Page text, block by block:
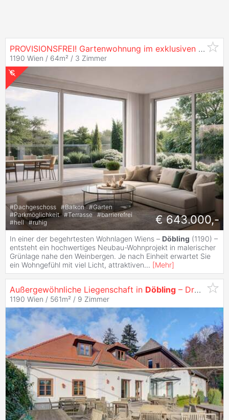
PROVISIONSFREI! Gartenwohnung im exklusiven Neubauprojekt nahe Weinbergen - Grünlage 1190
1190 Wien / 64m² / 3 Zimmer
#Dachgeschoss #Balkon #Garten
#Parkmöglichkeit #Terrasse #barrierefrei
#hell #ruhig € 643.000,-
In einer der begehrtesten Wohnlagen Wiens – Döbling (1190) –
entsteht ein hochwertiges Neubau-Wohnprojekt in malerischer
Grünlage nahe den Weinbergen. Je nach Einheit erwartet Sie
ein Wohngefühl mit viel Licht, attraktiven... [Mehr]
Außergewöhnliche Liegenschaft in Döbling – Drei Gebäude, unendliche Möglichkeiten
1190 Wien / 561m² / 9 Zimmer